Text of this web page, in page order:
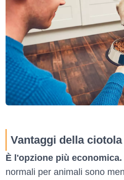
Vantaggi della
È l'opzione più economica.
normali per animali sono